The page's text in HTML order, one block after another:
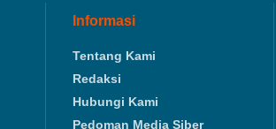
Informasi
Tentang Kami
Redaksi
Hubungi Kami
Pedoman Media Siber